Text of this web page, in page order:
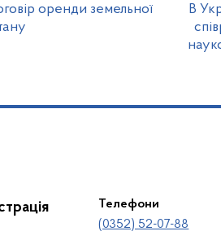
оренди земельної
В
Телефони
(0352) 52-07-88